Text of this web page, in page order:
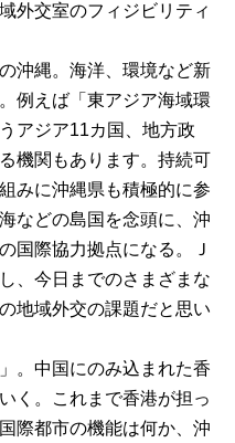
外交室のフィジビリティ
沖縄。海洋、環境など新
例えば「東アジア海域環
アジア11カ国、地方政
機関もあります。持続可
みに沖縄県も積極的に参
などの島国を念頭に、沖
国際協力拠点になる。Ｊ
、今日までのさまざまな
地域外交の課題だと思い
。中国にのみ込まれた香
く。これまで香港が担っ
際都市の機能は何か、沖